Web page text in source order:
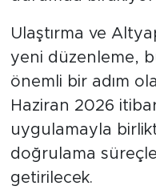
Ulaştırma ve
yeni düzenleme,
önemli bir adım
Haziran 2026
uygulamayla
doğrulama
getirilecek.